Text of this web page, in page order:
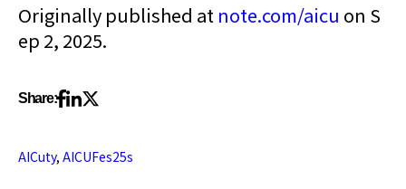
Originally published at note.com/aicu on S
ep 2, 2025.
Share:
AICuty, AICUFes25s